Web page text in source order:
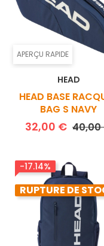
APERÇU RAPIDE
HEAD
HEAD BASE
BAG S NAVY
32,00 € Prix
-17.14%
RUPTURE DE